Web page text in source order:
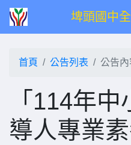
埤頭國中
首頁 公告列表 公告內
「114年
導人專業素